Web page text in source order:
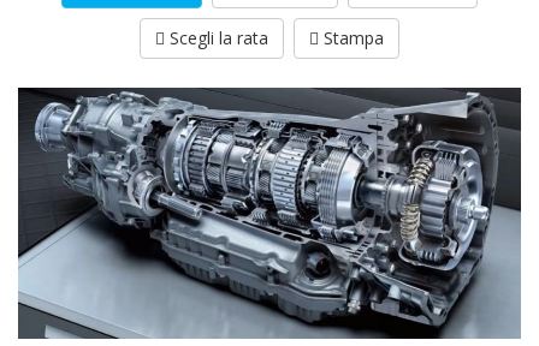
Scegli la rata Stampa